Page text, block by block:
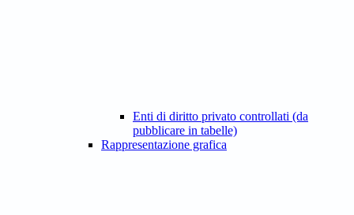
Enti di diritto privato controllati (da
pubblicare in tabelle)
Rappresentazione grafica